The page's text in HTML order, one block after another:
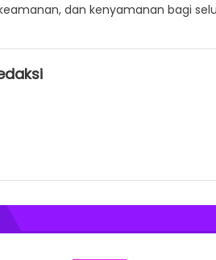
dan kenyamanan bagi